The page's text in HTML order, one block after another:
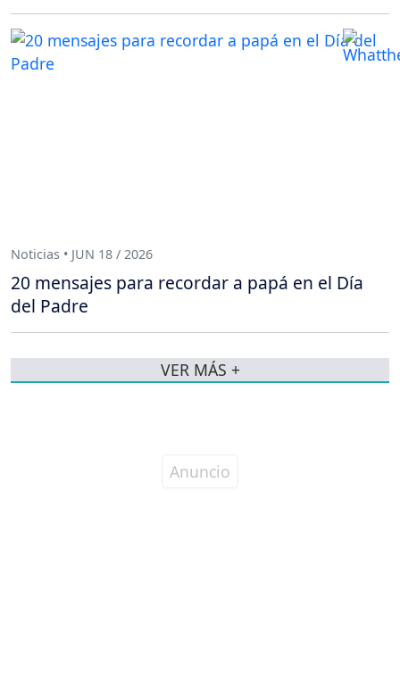
Noticias • JUN 18 / 2026
20 mensajes para recordar a papá en el Día
del Padre
VER MÁS +